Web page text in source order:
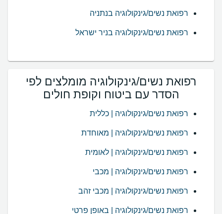
רפואת נשים/גינקולוגיה בנתניה
רפואת נשים/גינקולוגיה בניר ישראל
רפואת נשים/גינקולוגיה מומלצים לפי
הסדר עם ביטוח וקופת חולים
רפואת נשים/גינקולוגיה | כללית
רפואת נשים/גינקולוגיה | מאוחדת
רפואת נשים/גינקולוגיה | לאומית
רפואת נשים/גינקולוגיה | מכבי
רפואת נשים/גינקולוגיה | מכבי זהב
רפואת נשים/גינקולוגיה | באופן פרטי